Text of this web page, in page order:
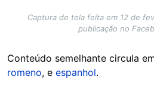
Captura de tela feita em 12 de
publicação no
Conteúdo semelhante circula
romeno, e espanhol.